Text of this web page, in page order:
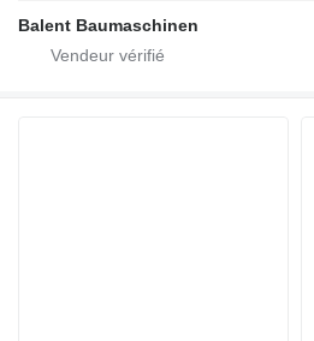
Balent Baumaschinen